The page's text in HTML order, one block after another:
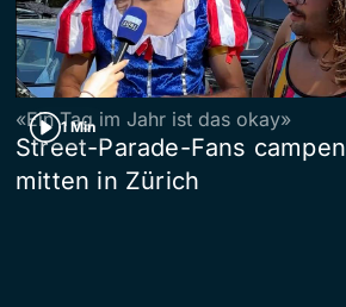
1 Min
«Ein Tag im Jahr ist das okay»
Street-Parade-Fans campen
mitten in Zürich